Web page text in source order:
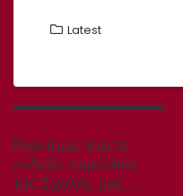
Latest
Πλοήγηση
Previous: Previous
post:
Και το
ένδοξο παρελθόν
της Σχολής μας….